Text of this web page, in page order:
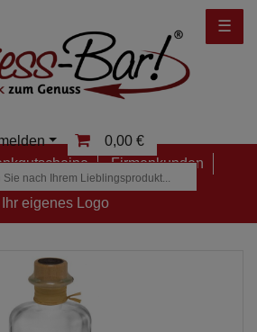
0,00 €
Firmenkunden
Ihr eigenes Logo
☰